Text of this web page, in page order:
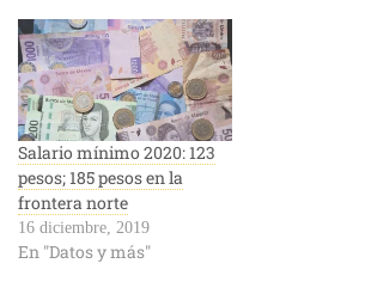
Salario mínimo 2020: 123
pesos; 185 pesos en la
frontera norte
16 diciembre, 2019
En "Datos y más"